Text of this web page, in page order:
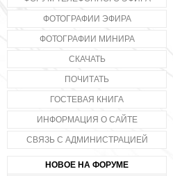
ФОТОГРАФИИ ЭФИРА
ФОТОГРАФИИ МИНИРА
СКАЧАТЬ
ПОЧИТАТЬ
ГОСТЕВАЯ КНИГА
ИНФОРМАЦИЯ О САЙТЕ
СВЯЗЬ С АДМИНИСТРАЦИЕЙ
НОВОЕ НА ФОРУМЕ